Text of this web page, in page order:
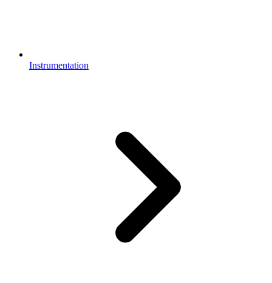
Instrumentation